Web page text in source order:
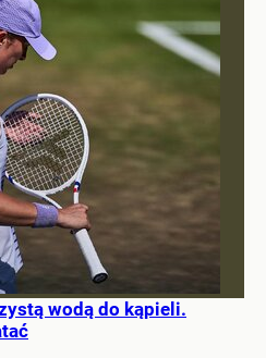
wodą do kąpieli.